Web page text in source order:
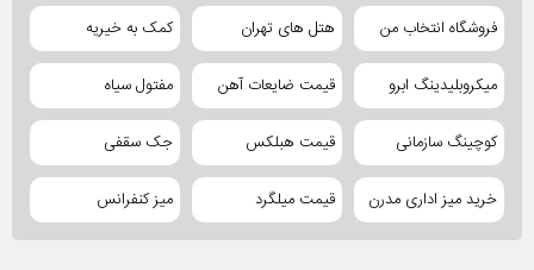
فروشگاه انتخاب من هتل های تهران کمک به خیریه
میکروبلیدینگ ابرو قیمت ضایعات آهن مفتول سیاه
کوچینگ سازمانی قیمت هبلکس جک سقفی
خرید میز اداری مدرن قیمت میلگرد میز کنفرانس